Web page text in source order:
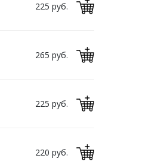
225 руб.
265 руб.
225 руб.
220 руб.